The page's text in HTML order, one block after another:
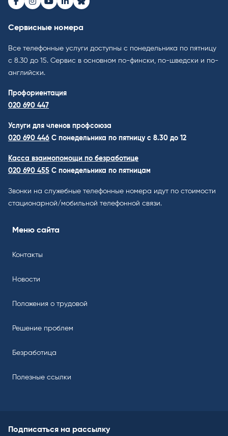
Facebook
Instagram
Youtube
LinkedInBluesky
Сервисные номера
Все телефонные услуги доступны с понедельника по пятницу
с 8.30 до 15. Cервис в основном по-фински, по-шведски и по-
английски.
Профориентация
020 690 447
Услуги для членов профсоюза
020 690 446 C понедельника по пятницу с 8.30 до 12
Касса взаимопомощи по безработице
020 690 455 С понедельника по пятницам
Звонки на служебные телефонные номера идут по стоимости
стационарной/мобильной телефонной связи.
Меню сайта
Контакты
Новости
Положения о трудовой
Решение проблем
Безработица
Полезные ссылки
Подписаться на рассылку